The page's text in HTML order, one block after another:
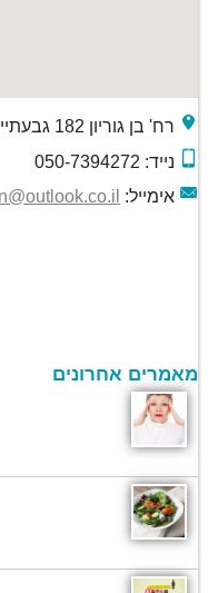
רח' בן גוריון 182 גבעתיים
נייד: 050-7394272
אימייל:
מאמרים אחרונים